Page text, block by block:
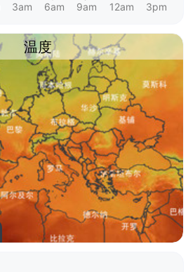
3am 6am 9am 12am 3pm
温度